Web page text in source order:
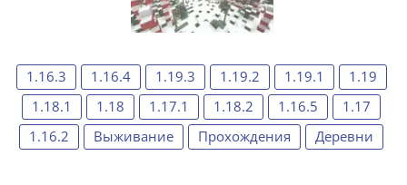
1.16.3 1.16.4 1.19.3 1.19.2 1.19.1
1.19
1.18.1
1.18 1.17.1 1.18.2 1.16.5
1.17
1.16.2
Выживание Прохождения Деревни